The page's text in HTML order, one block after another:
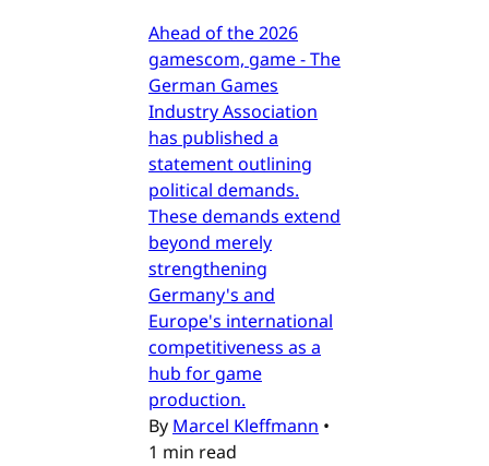
Ahead of the 2026
gamescom, game - The
German Games
Industry Association
has published a
statement outlining
political demands.
These demands extend
beyond merely
strengthening
Germany's and
Europe's international
competitiveness as a
hub for game
production.
By Marcel Kleffmann •
1 min read